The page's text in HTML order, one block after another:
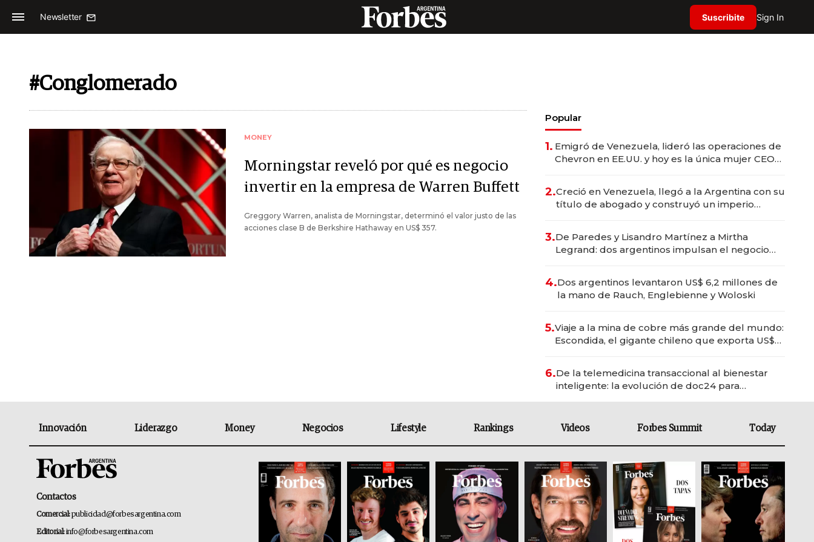
Newsletter Suscribite Sign In
#Conglomerado
MONEY
Morningstar reveló por qué es negocio
invertir en la empresa de Warren Buffett
Greggory Warren, analista de Morningstar, determinó el valor justo de las
acciones clase B de Berkshire Hathaway en US$ 357.
Popular
1. Emigró de Venezuela, lideró las operaciones de
Chevron en EE.UU. y hoy es la única mujer CEO
2.Creció en Venezuela, llegó a la Argentina con su
título de abogado y construyó un imperio
3.De Paredes y Lisandro Martínez a Mirtha
Legrand: dos argentinos impulsan el negocio
4.Dos argentinos levantaron US$ 6,2 millones de
la mano de Rauch, Englebienne y Woloski
5.Viaje a la mina de cobre más grande del mundo:
Escondida, el gigante chileno que exporta US$
6.De la telemedicina transaccional al bienestar
inteligente: la evolución de doc24 para
Innovación Liderazgo Money Negocios Lifestyle Rankings Videos Forbes Summit Today
Contactos
Comercial:publicidad@forbesargentina.com
Editorial:info@forbesargentina.com